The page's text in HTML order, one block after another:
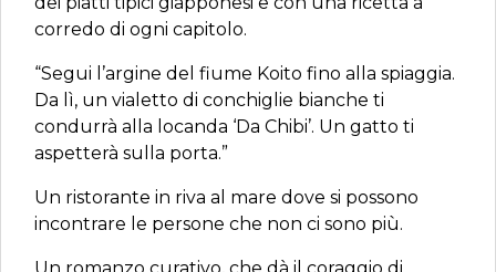
corredo di ogni capitolo.
“Segui l’argine del fiume Koito fino alla spiaggia.
Da lì, un vialetto di conchiglie bianche ti
condurrà alla locanda ‘Da Chibi’. Un gatto ti
aspetterà sulla porta.”
Un ristorante in riva al mare dove si possono
incontrare le persone che non ci sono più.